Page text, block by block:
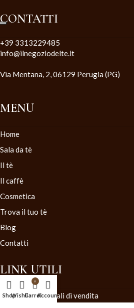
CONTATTI
+39 3313229485
info@ilnegoziodelte.it
Via Mentana, 2, 06129 Perugia (PG)
MENU
Home
Sala da tè
Il tè
Il caffè
Cosmetica
Trova il tuo tè
Blog
Contatti
LINK UTILI
Condizioni generali di vendita
ShopWishlist
0
CarrelloAccount